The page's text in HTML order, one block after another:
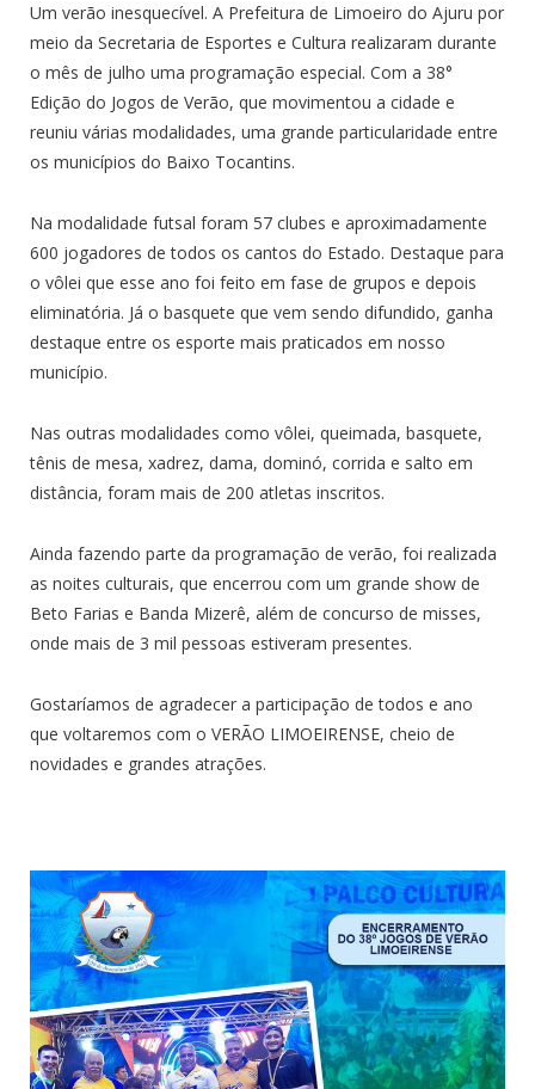
Um verão inesquecível. A Prefeitura de Limoeiro do Ajuru por
meio da Secretaria de Esportes e Cultura realizaram durante
o mês de julho uma programação especial. Com a 38°
Edição do Jogos de Verão, que movimentou a cidade e
reuniu várias modalidades, uma grande particularidade entre
os municípios do Baixo Tocantins.
Na modalidade futsal foram 57 clubes e aproximadamente
600 jogadores de todos os cantos do Estado. Destaque para
o vôlei que esse ano foi feito em fase de grupos e depois
eliminatória. Já o basquete que vem sendo difundido, ganha
destaque entre os esporte mais praticados em nosso
município.
Nas outras modalidades como vôlei, queimada, basquete,
tênis de mesa, xadrez, dama, dominó, corrida e salto em
distância, foram mais de 200 atletas inscritos.
Ainda fazendo parte da programação de verão, foi realizada
as noites culturais, que encerrou com um grande show de
Beto Farias e Banda Mizerê, além de concurso de misses,
onde mais de 3 mil pessoas estiveram presentes.
Gostaríamos de agradecer a participação de todos e ano
que voltaremos com o VERÃO LIMOEIRENSE, cheio de
novidades e grandes atrações.